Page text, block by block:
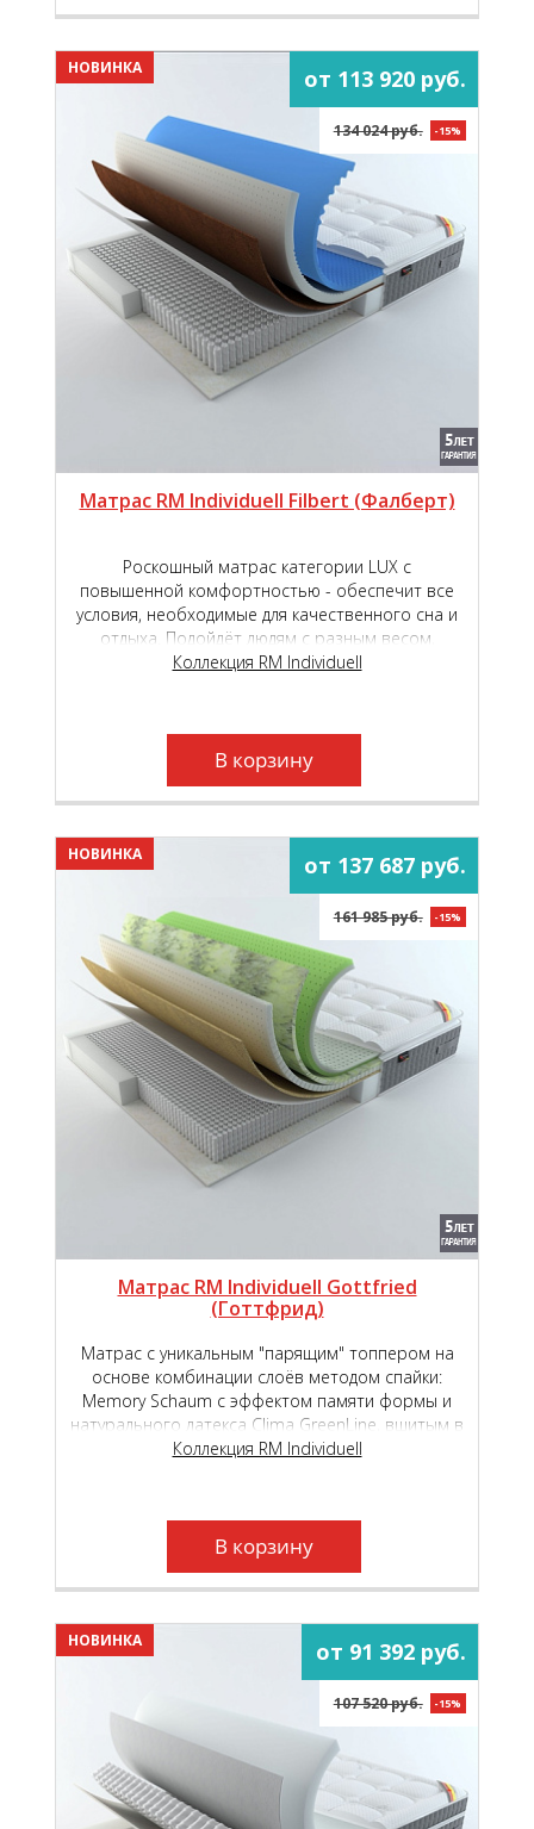
НОВИНКА от 113 920 руб.
134 024 руб. -15%
Матрас RM Individuell Filbert (Фалберт)
Роскошный матрас категории LUX с
повышенной комфортностью - обеспечит все
условия, необходимые для качественного сна и
отдыха. Подойдёт людям с разным весом,
любого пола и телосложения.
Коллекция RM Individuell
В корзину
НОВИНКА от 137 687 руб.
161 985 руб. -15%
Матрас RM Individuell Gottfried
(Готтфрид)
Матрас с уникальным "парящим" топпером на
основе комбинации слоёв методом спайки:
Memory Schaum с эффектом памяти формы и
натурального латекса Clima GreenLine, вшитым в
основной чехол на основе премиального
Коллекция RM Individuell
В корзину
НОВИНКА от 91 392 руб.
107 520 руб. -15%